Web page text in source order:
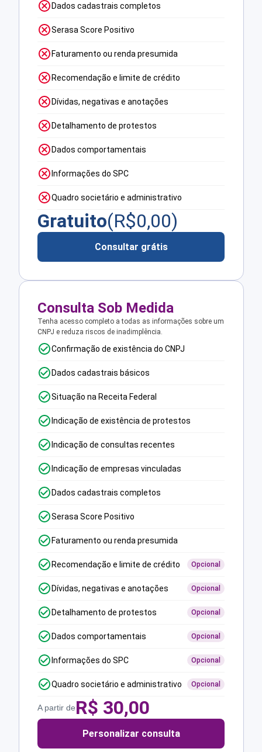
Dados cadastrais completos
Serasa Score Positivo
Faturamento ou renda presumida
Recomendação e limite de crédito
Dívidas, negativas e anotações
Detalhamento de protestos
Dados comportamentais
Informações do SPC
Quadro societário e administrativo
Gratuito(R$0,00)
Consultar grátis
Consulta Sob Medida
Tenha acesso completo a todas as informações sobre um
CNPJ e reduza riscos de inadimplência.
Confirmação de existência do CNPJ
Dados cadastrais básicos
Situação na Receita Federal
Indicação de existência de protestos
Indicação de consultas recentes
Indicação de empresas vinculadas
Dados cadastrais completos
Serasa Score Positivo
Faturamento ou renda presumida
Recomendação e limite de crédito Opcional
Dívidas, negativas e anotações Opcional
Detalhamento de protestos Opcional
Dados comportamentais Opcional
Informações do SPC Opcional
Quadro societário e administrativo Opcional
A partir deR$ 30,00
Personalizar consulta